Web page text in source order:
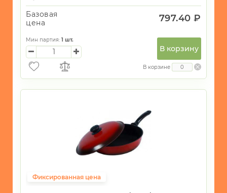
Базовая
цена
797.40 ₽
Мин партия: 1 шт.
В корзину
В корзине
Фиксированная цена